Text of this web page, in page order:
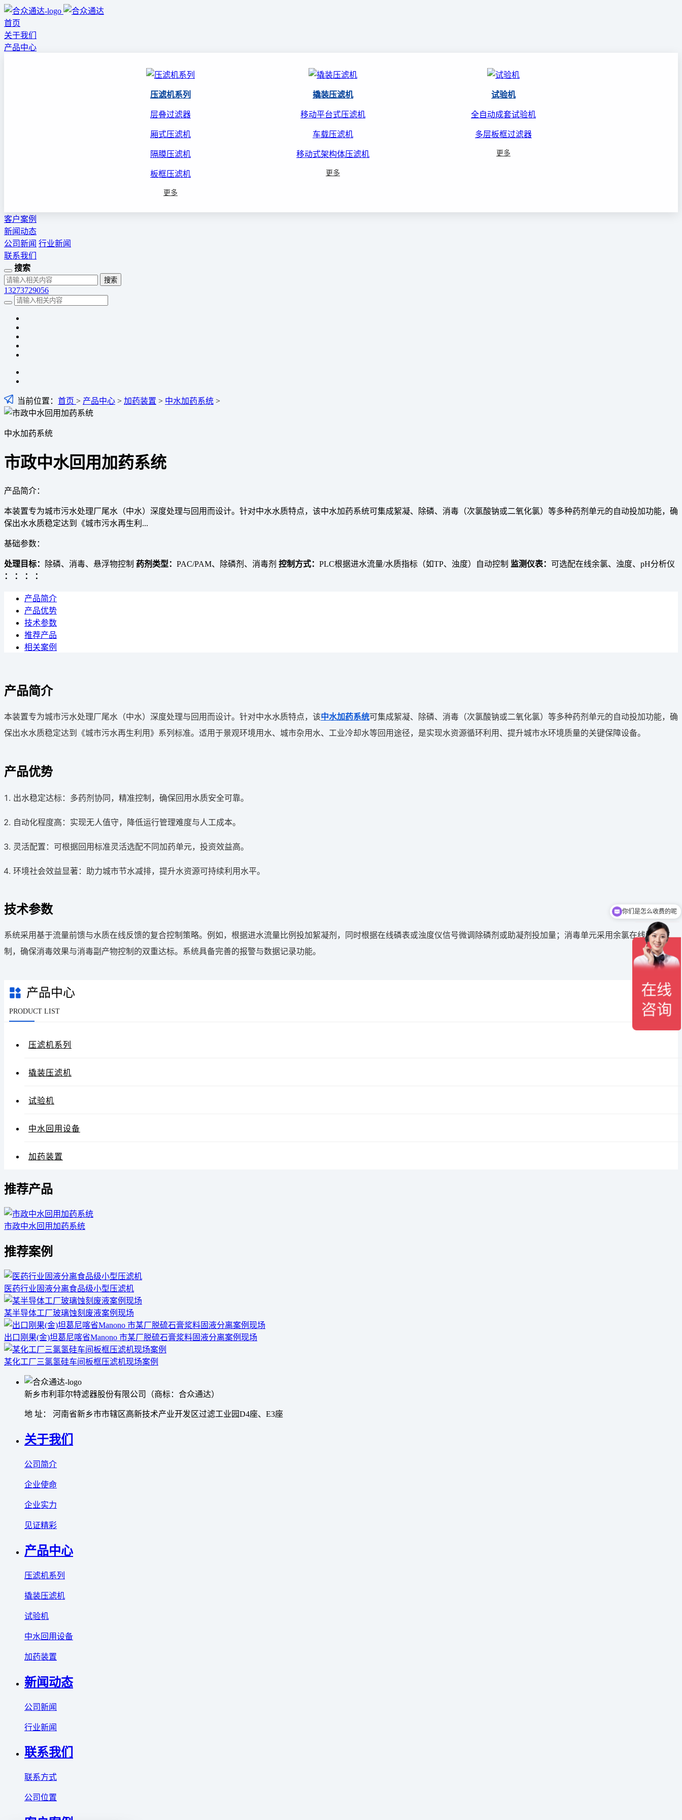
首页
关于我们
产品中心
压滤机系列
层叠过滤器
厢式压滤机
隔膜压滤机
板框压滤机
更多
撬装压滤机
移动平台式压滤机
车载压滤机
移动式架构体压滤机
更多
试验机
全自动成套试验机
多层板框过滤器
更多
客户案例
新闻动态
公司新闻 行业新闻
联系我们
搜索
13273729056
当前位置： 首页 > 产品中心 > 加药装置 > 中水加药系统 >
中水加药系统
市政中水回用加药系统
产品简介：
本装置专为城市污水处理厂尾水（中水）深度处理与回用而设计。针对中水水质特点，该中水加药系统可集成絮凝、除磷、消毒（次氯酸钠或二氧化氯）等多种药剂单元的自动投加功能，确
保出水水质稳定达到《城市污水再生利...
基础参数：
处理目标： 除磷、消毒、悬浮物控制 药剂类型： PAC/PAM、除磷剂、消毒剂 控制方式： PLC根据进水流量/水质指标（如TP、浊度）自动控制 监测仪表： 可选配在线余氯、浊度、pH分析仪
：
： ： ：
产品简介
产品优势
技术参数
推荐产品
相关案例
产品简介
本装置专为城市污水处理厂尾水（中水）深度处理与回用而设计。针对中水水质特点，该中水加药系统可集成絮凝、除磷、消毒（次氯酸钠或二氧化氯）等多种药剂单元的自动投加功能，确
保出水水质稳定达到《城市污水再生利用》系列标准。适用于景观环境用水、城市杂用水、工业冷却水等回用途径，是实现水资源循环利用、提升城市水环境质量的关键保障设备。
产品优势
出水稳定达标：多药剂协同，精准控制，确保回用水质安全可靠。
自动化程度高：实现无人值守，降低运行管理难度与人工成本。
灵活配置：可根据回用标准灵活选配不同加药单元，投资效益高。
环境社会效益显著：助力城市节水减排，提升水资源可持续利用水平。
技术参数
系统采用基于流量前馈与水质在线反馈的复合控制策略。例如，根据进水流量比例投加絮凝剂，同时根据在线磷表或浊度仪信号微调除磷剂或助凝剂投加量；消毒单元采用余氯在线闭环控
制，确保消毒效果与消毒副产物控制的双重达标。系统具备完善的报警与数据记录功能。
产品中心
PRODUCT LIST
压滤机系列
撬装压滤机
试验机
中水回用设备
加药装置
推荐产品
市政中水回用加药系统
推荐案例
医药行业固液分离食品级小型压滤机
某半导体工厂玻璃蚀刻废液案例现场
出口刚果(金)坦葛尼喀省Manono 市某厂脱硫石膏浆料固液分离案例现场
某化工厂三氯氢硅车间板框压滤机现场案例
新乡市利菲尔特滤器股份有限公司（商标：合众通达）
地 址： 河南省新乡市市辖区高新技术产业开发区过滤工业园D4座、E3座
关于我们
公司简介
企业使命
企业实力
见证精彩
产品中心
压滤机系列
撬装压滤机
试验机
中水回用设备
加药装置
新闻动态
公司新闻
行业新闻
联系我们
联系方式
公司位置
你们是怎么收费的呢